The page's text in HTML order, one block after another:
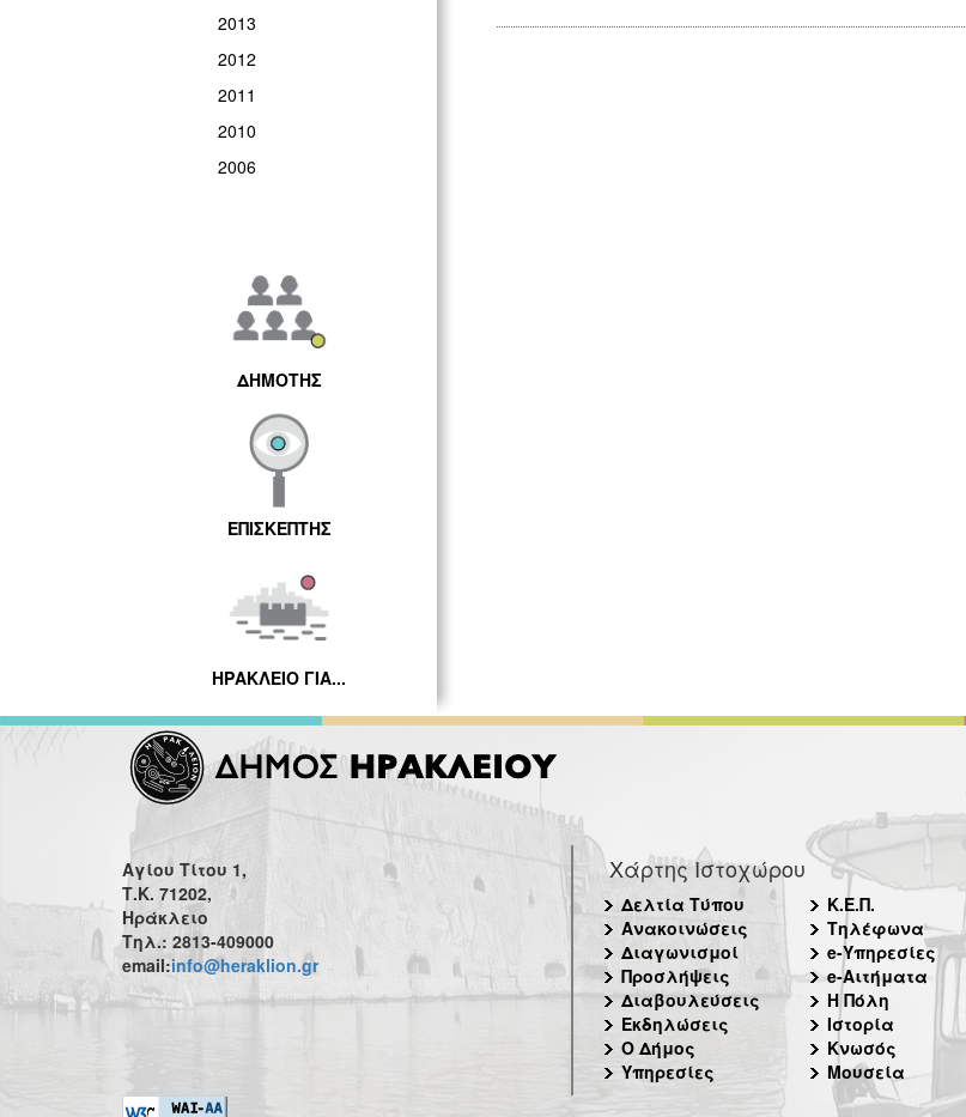
2013
2012
2011
2010
2006
ΔΗΜΟΤΗΣ
ΕΠΙΣΚΕΠΤΗΣ
ΗΡΑΚΛΕΙΟ ΓΙΑ...
Αγίου Τίτου 1,
Τ.Κ. 71202,
Ηράκλειο
Τηλ.: 2813-409000
email:info@heraklion.gr
Χάρτης Ιστοχώρου
Δελτία Τύπου
Ανακοινώσεις
Διαγωνισμοί
Προσλήψεις
Διαβουλεύσεις
Εκδηλώσεις
Ο Δήμος
Υπηρεσίες
Κ.Ε.Π.
Τηλέφωνα
e-Υπηρεσίες
e-Αιτήματα
Η Πόλη
Ιστορία
Κνωσός
Μουσεία